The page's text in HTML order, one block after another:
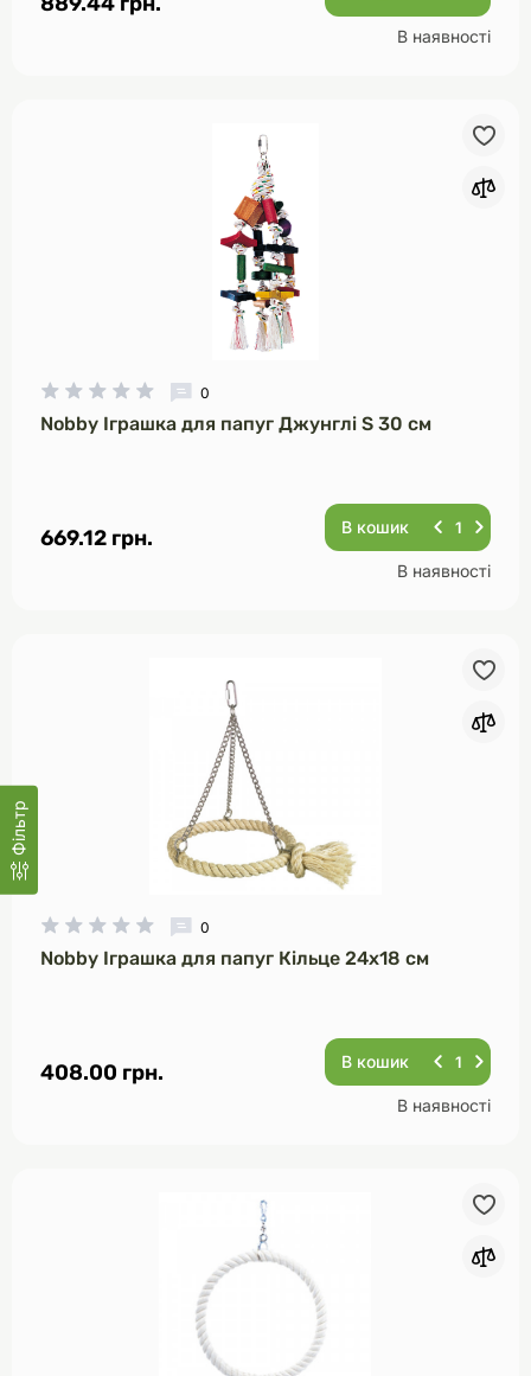
Фільтр
В наявності
0
Nobby Іграшка для папуг Джунглі S 30 см
669.12 грн. В кошик
В наявності
0
Nobby Іграшка для папуг Кільце 24х18 см
408.00 грн. В кошик
В наявності